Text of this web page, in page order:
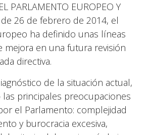
PARLAMENTO EUROPEO Y
de 26 de febrero de 2014, el
ha definido unas líneas
mejora en una futura revisión
directiva.
de la situación actual,
las principales preocupaciones
el Parlamento: complejidad
y burocracia excesiva,